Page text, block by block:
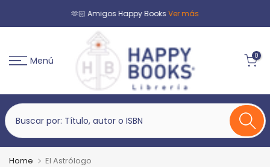
🫶🏻 Amigos Happy BooksVer más
Menú 0
Home El Astrólogo